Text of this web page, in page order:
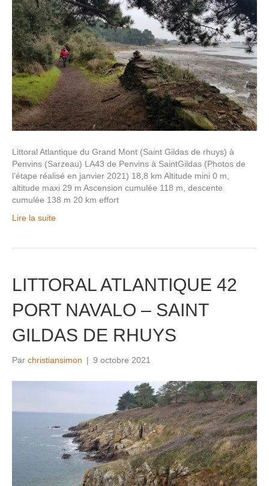
Littoral Atlantique du Grand Mont (Saint Gildas de rhuys) à
Penvins (Sarzeau) LA43 de Penvins à SaintGildas (Photos de
l’étape réalisé en janvier 2021) 18,8 km Altitude mini 0 m,
altitude maxi 29 m Ascension cumulée 118 m, descente
cumulée 138 m 20 km effort
Lire la suite
LITTORAL ATLANTIQUE 42
PORT NAVALO – SAINT
GILDAS DE RHUYS
Par christiansimon | 9 octobre 2021